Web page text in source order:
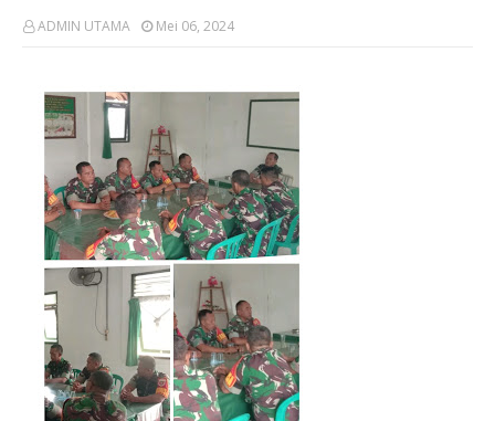
ADMIN UTAMA Mei 06, 2024